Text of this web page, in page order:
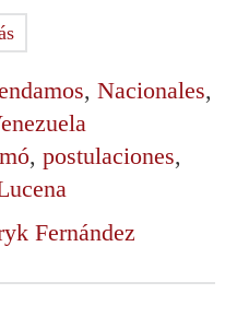
, Nacionales,
, postulaciones,
Fernández